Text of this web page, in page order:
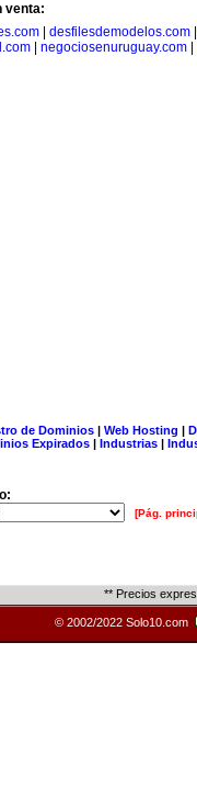
venta:
| desfilesdemodelos.com
negociosenuruguay.com
de Dominios| Web Hosting |
Expirados | Industrias |
[Pág.
** Precios
© 2002/2022 Solo10.com